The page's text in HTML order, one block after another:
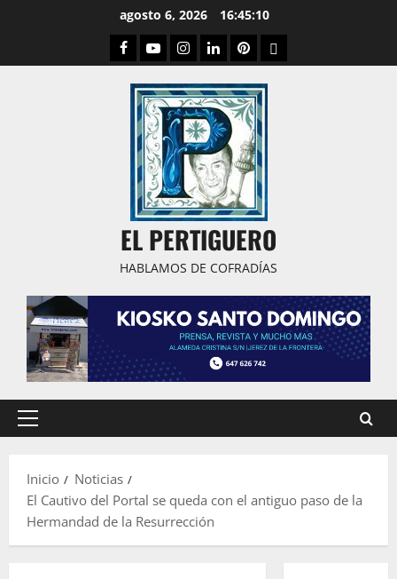
agosto 6, 2026 16:45:11
Facebook
YoutubeInstagram
LinkedPinterestDribbble
EL PERTIGUERO
HABLAMOS DE COFRADÍAS
Menú
Inicio
Noticias
El Cautivo del Portal se queda con el antiguo paso de la
Hermandad de la Resurrección